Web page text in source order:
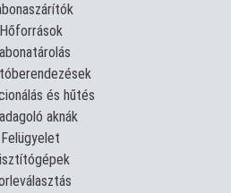
Hőforrások
és hűtés
aknák
Felügyelet